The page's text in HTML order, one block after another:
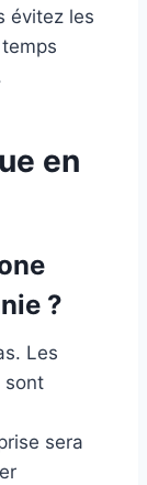
évitez les
en
?
Les
sont
sera